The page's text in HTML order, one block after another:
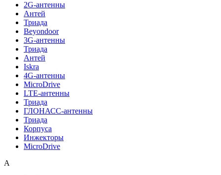
2G-антенны
Антей
Триада
Beyondoor
3G-антенны
Триада
Антей
Iskra
4G-антенны
MicroDrive
LTE-антенны
Триада
ГЛОНАСС-антенны
Триада
Корпуса
Инжекторы
MicroDrive
A